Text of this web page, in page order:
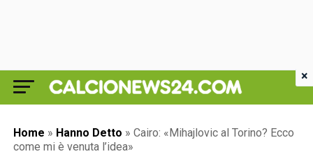
Home » Hanno Detto » Cairo: «Mihajlovic al Torino? Ecco
come mi è venuta l’idea»
×